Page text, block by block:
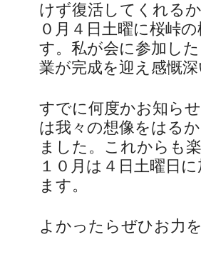
けず復活してくれる
０月４日土曜に桜峠
す。私が会に参加し
業が完成を迎え感慨
すでに何度かお知ら
は我々の想像をはる
ました。これからも
１０月は４日土曜日
ます。
よかったらぜひお力